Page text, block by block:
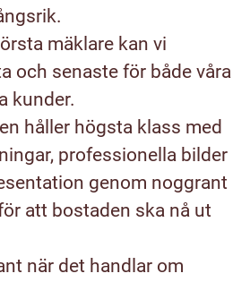
mäklare kan vi
och senaste för både våra
kunder.
håller högsta klass med
professionella bilder
genom noggrant
att bostaden ska nå ut
när det handlar om